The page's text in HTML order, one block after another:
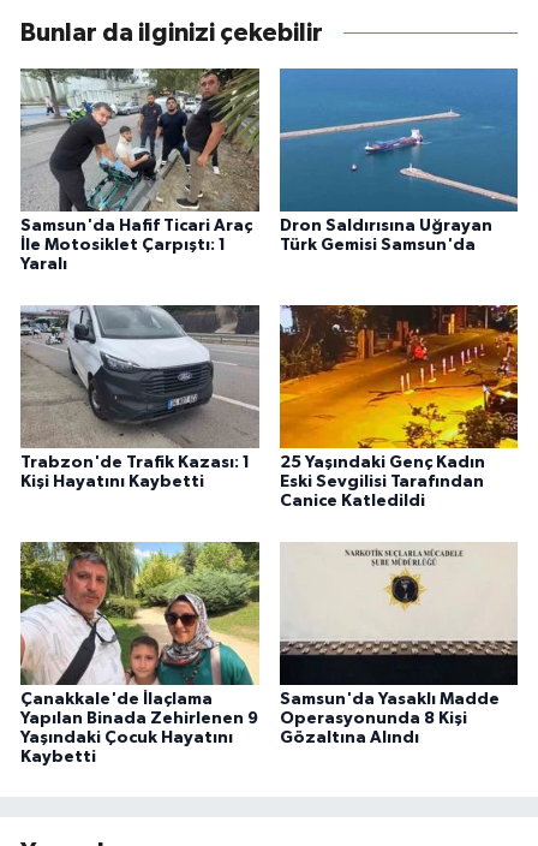
Bunlar da ilginizi çekebilir
Samsun'da Hafif Ticari Araç
İle Motosiklet Çarpıştı: 1
Yaralı
Dron Saldırısına Uğrayan
Türk Gemisi Samsun'da
Trabzon'de Trafik Kazası: 1
Kişi Hayatını Kaybetti
25 Yaşındaki Genç Kadın
Eski Sevgilisi Tarafından
Canice Katledildi
Çanakkale'de İlaçlama
Yapılan Binada Zehirlenen 9
Yaşındaki Çocuk Hayatını
Kaybetti
Samsun'da Yasaklı Madde
Operasyonunda 8 Kişi
Gözaltına Alındı